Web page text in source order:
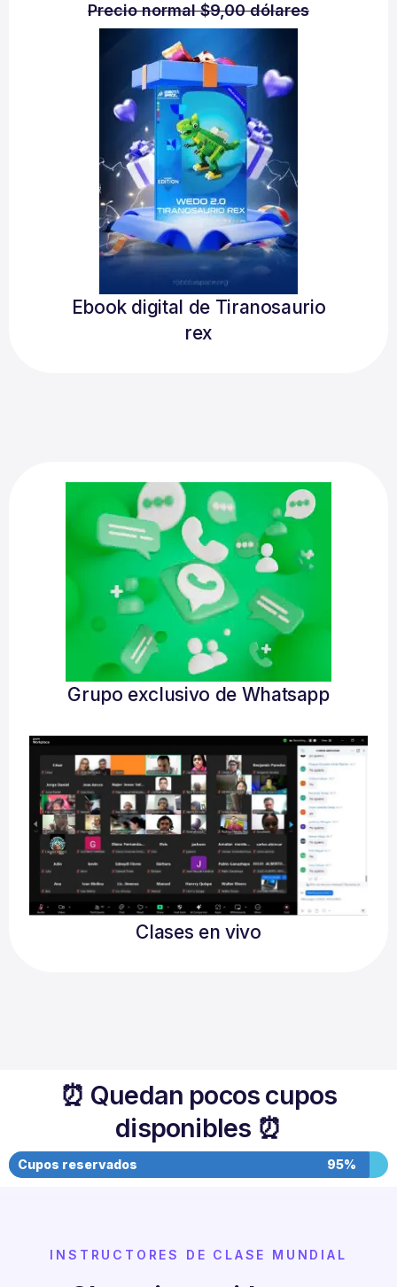
Precio normal $9,00 dólares
Ebook digital de Tiranosaurio
rex
Grupo exclusivo de Whatsapp
Clases en vivo
⏰ Quedan pocos cupos
disponibles ⏰
Cupos reservados 95%
INSTRUCTORES DE CLASE MUNDIAL